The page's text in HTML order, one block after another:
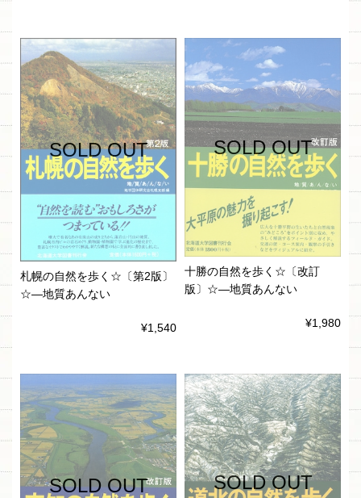
SOLD OUT
札幌の自然を歩く☆〔第2版〕
☆―地質あんない
¥1,540
SOLD OUT
十勝の自然を歩く☆〔改訂
版〕☆―地質あんない
¥1,980
SOLD OUT SOLD OUT